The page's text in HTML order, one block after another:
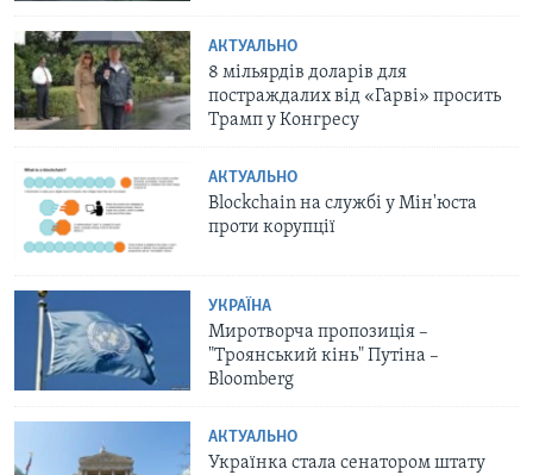
АКТУАЛЬНО
8 мільярдів доларів для
постраждалих від «Гарві» просить
Трамп у Конгресу
АКТУАЛЬНО
Blockchain на службі у Мін'юста
проти корупції
УКРАЇНА
Миротворча пропозиція –
"Троянський кінь" Путіна –
Bloomberg
АКТУАЛЬНО
Українка стала сенатором штату